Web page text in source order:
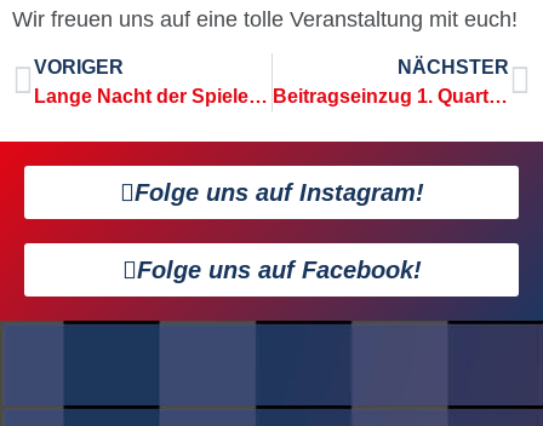
Wir freuen uns auf eine tolle Veranstaltung mit euch!
VORIGER
Lange Nacht der Spiele verschoben!
NÄCHSTER
Beitragseinzug 1. Quartal steht an
Folge uns auf Instagram!
Folge uns auf Facebook!